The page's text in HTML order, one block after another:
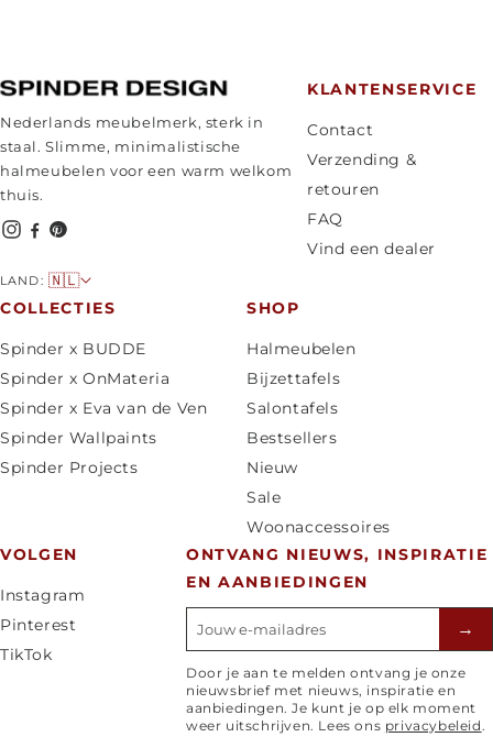
Nederlands meubelmerk, sterk in
staal. Slimme, minimalistische
halmeubelen voor een warm welkom
thuis.
LAND: L
a
/
r
e
g
🇳🇱
KLANTENSERVICE
Contact
Verzending &
retouren
FAQ
Vind een dealer
COLLECTIES
Spinder x BUDDE
Spinder x OnMateria
Spinder x Eva van de Ven
Spinder Wallpaints
Spinder Projects
SHOP
Halmeubelen
Bijzettafels
Salontafels
Bestsellers
Nieuw
Sale
Woonaccessoires
VOLGEN
Instagram
Pinterest
TikTok
ONTVANG NIEUWS, INSPIRATIE
EN AANBIEDINGEN
E-mailadres →
Door je aan te melden ontvang je onze
nieuwsbrief met nieuws, inspiratie en
aanbiedingen. Je kunt je op elk moment
weer uitschrijven. Lees ons privacybeleid.